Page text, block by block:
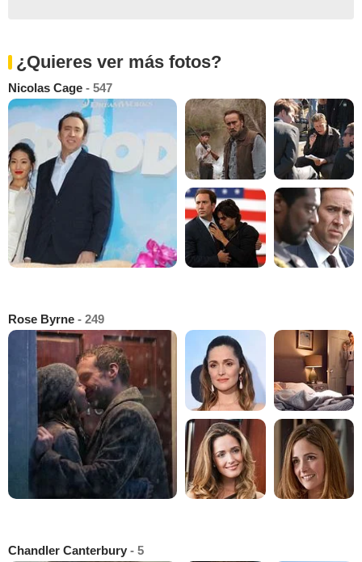
¿Quieres ver más fotos?
Nicolas Cage - 547
Rose Byrne - 249
Chandler Canterbury - 5